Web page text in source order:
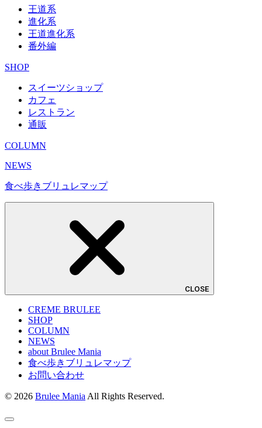
王道系
進化系
王道進化系
番外編
SHOP
スイーツショップ
カフェ
レストラン
通販
COLUMN
NEWS
食べ歩きブリュレマップ
CLOSE
CREME BRULEE
SHOP
COLUMN
NEWS
about Brulee Mania
食べ歩きブリュレマップ
お問い合わせ
© 2026 Brulee Mania All Rights Reserved.